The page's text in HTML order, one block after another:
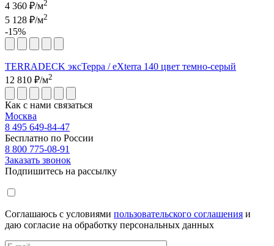
4 360 ₽/м2
5 128 ₽/м2
-15%
TERRADECK эксТерра / eXterra 140 цвет темно-серый
12 810 ₽/м2
Как с нами связаться
Москва
8 495 649-84-47
Бесплатно по России
8 800 775-08-91
Заказать звонок
Подпишитесь на рассылку
Соглашаюсь с условиями пользовательского соглашения и
даю согласие на обработку персональных данных